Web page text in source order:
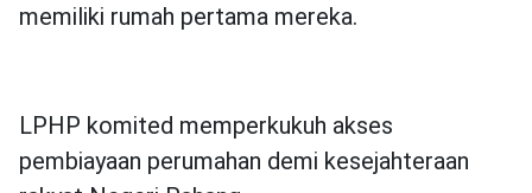
memiliki rumah pertama mereka.
LPHP komited memperkukuh akses
pembiayaan perumahan demi kesejahteraan